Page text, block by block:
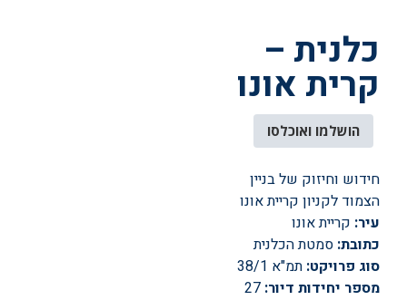
כלנית –
קרית אונו
הושלמו ואוכלסו
חידוש וחיזוק של בניין
הצמוד לקניון קריית אונו
עיר: קריית אונו
כתובת: סמטת הכלנית
סוג פרויקט: תמ"א 38/1
מספר יחידות דיור: 27